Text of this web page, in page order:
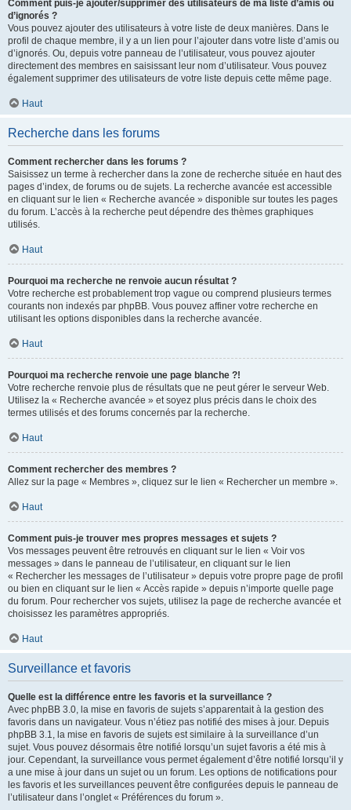
Comment puis-je ajouter/supprimer des utilisateurs de ma liste d’amis ou
d’ignorés ?
Vous pouvez ajouter des utilisateurs à votre liste de deux manières. Dans le
profil de chaque membre, il y a un lien pour l’ajouter dans votre liste d’amis ou
d’ignorés. Ou, depuis votre panneau de l’utilisateur, vous pouvez ajouter
directement des membres en saisissant leur nom d’utilisateur. Vous pouvez
également supprimer des utilisateurs de votre liste depuis cette même page.
Haut
Recherche dans les forums
Comment rechercher dans les forums ?
Saisissez un terme à rechercher dans la zone de recherche située en haut des
pages d’index, de forums ou de sujets. La recherche avancée est accessible
en cliquant sur le lien « Recherche avancée » disponible sur toutes les pages
du forum. L’accès à la recherche peut dépendre des thèmes graphiques
utilisés.
Haut
Pourquoi ma recherche ne renvoie aucun résultat ?
Votre recherche est probablement trop vague ou comprend plusieurs termes
courants non indexés par phpBB. Vous pouvez affiner votre recherche en
utilisant les options disponibles dans la recherche avancée.
Haut
Pourquoi ma recherche renvoie une page blanche ?!
Votre recherche renvoie plus de résultats que ne peut gérer le serveur Web.
Utilisez la « Recherche avancée » et soyez plus précis dans le choix des
termes utilisés et des forums concernés par la recherche.
Haut
Comment rechercher des membres ?
Allez sur la page « Membres », cliquez sur le lien « Rechercher un membre ».
Haut
Comment puis-je trouver mes propres messages et sujets ?
Vos messages peuvent être retrouvés en cliquant sur le lien « Voir vos
messages » dans le panneau de l’utilisateur, en cliquant sur le lien
« Rechercher les messages de l’utilisateur » depuis votre propre page de profil
ou bien en cliquant sur le lien « Accès rapide » depuis n’importe quelle page
du forum. Pour rechercher vos sujets, utilisez la page de recherche avancée et
choisissez les paramètres appropriés.
Haut
Surveillance et favoris
Quelle est la différence entre les favoris et la surveillance ?
Avec phpBB 3.0, la mise en favoris de sujets s’apparentait à la gestion des
favoris dans un navigateur. Vous n’étiez pas notifié des mises à jour. Depuis
phpBB 3.1, la mise en favoris de sujets est similaire à la surveillance d’un
sujet. Vous pouvez désormais être notifié lorsqu’un sujet favoris a été mis à
jour. Cependant, la surveillance vous permet également d’être notifié lorsqu’il y
a une mise à jour dans un sujet ou un forum. Les options de notifications pour
les favoris et les surveillances peuvent être configurées depuis le panneau de
l’utilisateur dans l’onglet « Préférences du forum ».